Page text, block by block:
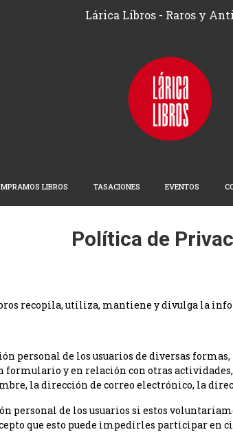
Lárica Libros - Raros y
LIBROS TASACIONES EVENTOS
Política de
recopila, utiliza, mantiene y divulga la
personal de los usuarios de diversas
y en relación con otras
la dirección de correo electrónico, la
de los usuarios si estos
que esto puede impedirles participar en